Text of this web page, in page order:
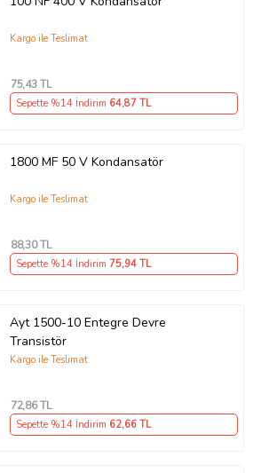
Kargo ile Teslimat
75,43 TL
Sepette %14 İndirim 64,87 TL
1800 MF 50 V Kondansatör
Kargo ile Teslimat
88,30 TL
Sepette %14 İndirim 75,94 TL
Ayt 1500-10 Entegre Devre
Transistör
Kargo ile Teslimat
72,86 TL
Sepette %14 İndirim 62,66 TL